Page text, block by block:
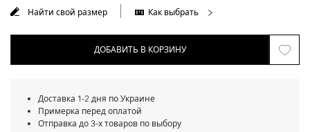
Найти свой размер Как выбрать
ДОБАВИТЬ В КОРЗИНУ
Доставка 1-2 дня по Украине
Примерка перед оплатой
Отправка до 3-х товаров по выбору